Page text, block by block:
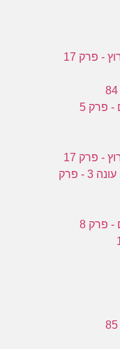
13:23 - הנסיכה סופיה הראשונה עונה 3 - פרק